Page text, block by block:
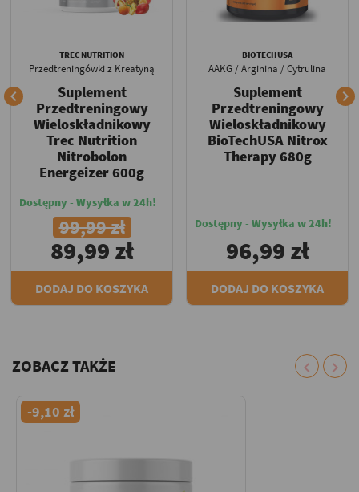

TREC NUTRITION
Przedtreningówki z Kreatyną
Suplement
Przedtreningowy
Wieloskładnikowy
Trec Nutrition
Nitrobolon
Energeizer 600g
Dostępny - Wysyłka w 24h!
99,99 zł
89,99 zł
DODAJ DO KOSZYKA
BIOTECHUSA
AAKG / Arginina / Cytrulina
Suplement
Przedtreningowy
Wieloskładnikowy
BioTechUSA Nitrox
Therapy 680g
Dostępny - Wysyłka w 24h!
96,99 zł
DODAJ DO KOSZYKA

ZOBACZ TAKŻE chevron_right
chevron_left
-9,10 zł